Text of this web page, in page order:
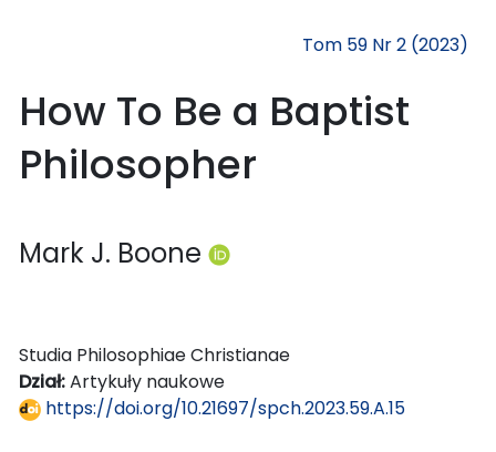
Tom 59 Nr 2 (2023)
How To Be a Baptist
Philosopher
Mark J. Boone
Studia Philosophiae Christianae
Dział:Artykuły naukowe
https://doi.org/10.21697/spch.2023.59.A.15